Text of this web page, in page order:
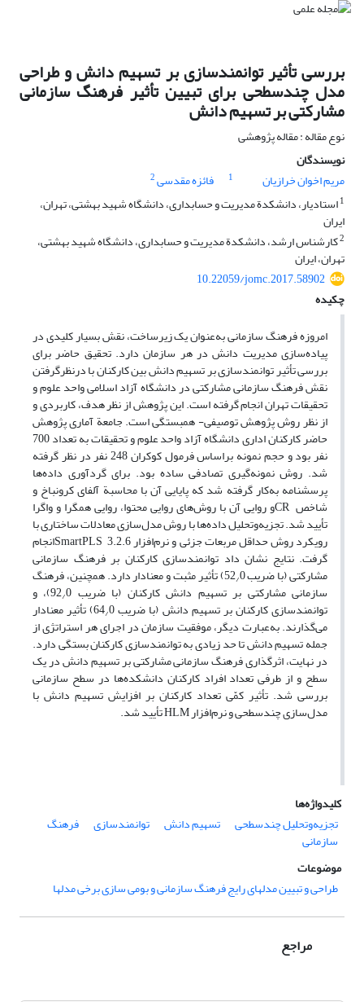
بررسی تأثیر توانمندسازی بر تسهیم دانش و طراحی
مدل چندسطحی برای تبیین تأثیر فرهنگ سازمانی
مشارکتی بر تسهیم دانش
نوع مقاله : مقاله پژوهشی
نویسندگان
مریم اخوان خرازیان
1 فائزه مقدسی2
1استادیار، دانشکدة مدیریت و حسابداری، دانشگاه شهید بهشتی، تهران،
ایران
2کارشناس ارشد، دانشکدة مدیریت و حسابداری، دانشگاه شهید بهشتی،
تهران، ایران
10.22059/jomc.2017.58902
چکیده
امروزه فرهنگ سازمانی به‌عنوان یک زیرساخت، نقش بسیار کلیدی در
پیاده‌سازی مدیریت دانش در هر سازمان دارد. تحقیق حاضر برای
بررسی تأثیر توانمندسازی بر تسهیم دانش بین کارکنان با درنظرگرفتن
نقش فرهنگ سازمانی مشارکتی در دانشگاه آزاد اسلامی واحد علوم و
تحقیقات تهران انجام گرفته است. این پژوهش از نظر هدف، کاربردی و
از نظر روش پژوهش توصیفی- همبستگی است. جامعة آماری پژوهش
حاضر کارکنان اداری دانشگاه آزاد واحد علوم و تحقیقات به تعداد 700
نفر بود و حجم نمونه براساس فرمول کوکران 248 نفر در نظر گرفته
شد. روش نمونه‌گیری تصادفی ساده بود. برای گردآوری داده‌ها
پرسشنامه به‌کار گرفته شد که پایایی آن با محاسبة آلفای کرونباخ و
شاخص CRو روایی آن با روش‌های روایی محتوا، روایی همگرا و واگرا
تأیید شد. تجزیه‌وتحلیل داده‌ها با روش مدل‌سازی معادلات ساختاری با
رویکرد روش حداقل مربعات جزئی و نرم‌افزار 3.2.6 SmartPLSانجام
گرفت. نتایج نشان داد توانمندسازی کارکنان بر فرهنگ سازمانی
مشارکتی (با ضریب 52 / 0) تأثیر مثبت و معنادار دارد. همچنین، فرهنگ
سازمانی مشارکتی بر تسهیم دانش کارکنان (با ضریب 92 / 0)، و
توانمندسازی کارکنان بر تسهیم دانش (با ضریب 64 / 0) تأثیر معنادار
می‌گذارند. به‌عبارت دیگر، موفقیت سازمان در اجرای هر استراتژی از
جمله تسهیم دانش تا حد زیادی به توانمندسازی کارکنان بستگی دارد.
در نهایت، اثرگذاری فرهنگ سازمانی مشارکتی بر تسهیم دانش در یک
سطح و از طرفی تعداد افراد کارکنان دانشکده‌ها در سطح سازمانی
بررسی شد. تأثیر کمّی تعداد کارکنان بر افزایش تسهیم دانش با
مدل‌سازی چندسطحی و نرم‌افزار HLM تأیید شد.
کلیدواژه‌ها
تجزیه‌‍‌­وتحلیل چندسطحی
تسهیم دانش توانمندسازی فرهنگ
سازمانی
موضوعات
طراحی و تبیین مدلهای رایج فرهنگ سازمانی و بومی سازی برخی مدلها
مراجع